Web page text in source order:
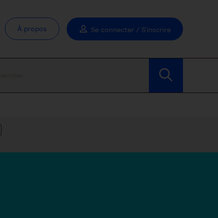
À propos Se connecter / S'inscrire